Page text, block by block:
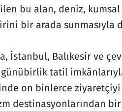
bu alan, deniz, kumsal
bir arada sunmasıyla
İstanbul, Balıkesir ve
tatil
on binlerce ziyaretçiyi
destinasyonlarından